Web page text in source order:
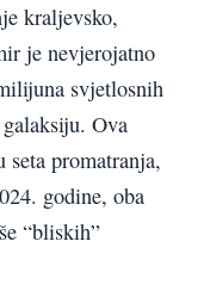
kraljevsko,
je nevjerojatno
svjetlosnih
Ova
promatranja,
godine, oba
“bliskih”